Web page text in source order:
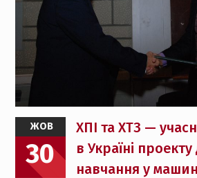
ЖОВ
30
ХПІ та ХТЗ —
в Україні
навчання у